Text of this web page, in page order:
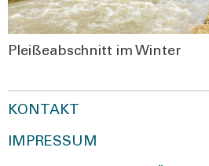
Plei­ße­ab­schnitt im Win­ter
KONTAKT
IMPRESSUM